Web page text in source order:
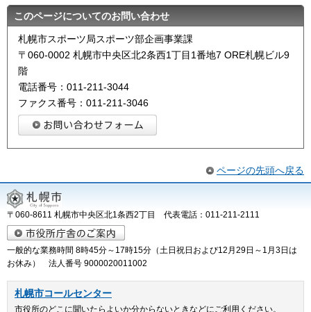
このページについてのお問い合わせ
札幌市スポーツ局スポーツ部企画事業課
〒060-0002 札幌市中央区北2条西1丁目1番地7 ORE札幌ビル9
階
電話番号：011-211-3044
ファクス番号：011-211-3046
ページの先頭へ戻る
〒060-8611 札幌市中央区北1条西2丁目 代表電話：011-211-2111
一般的な業務時間 8時45分～17時15分（土日祝日および12月29日～1月3日は
お休み） 法人番号 9000020011002
札幌市コールセンター
市役所のどこに聞いたらよいか分からないときなどにご利用ください。